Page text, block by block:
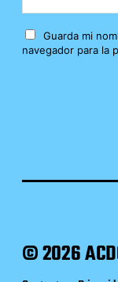
Guarda mi
navegador para la
© 2026